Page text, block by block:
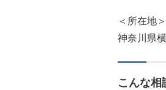
＜所在地＞
神奈川県
こんな相